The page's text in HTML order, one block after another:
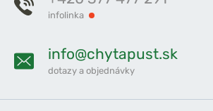
infolinka
info@chytapust.sk
dotazy a objednávky